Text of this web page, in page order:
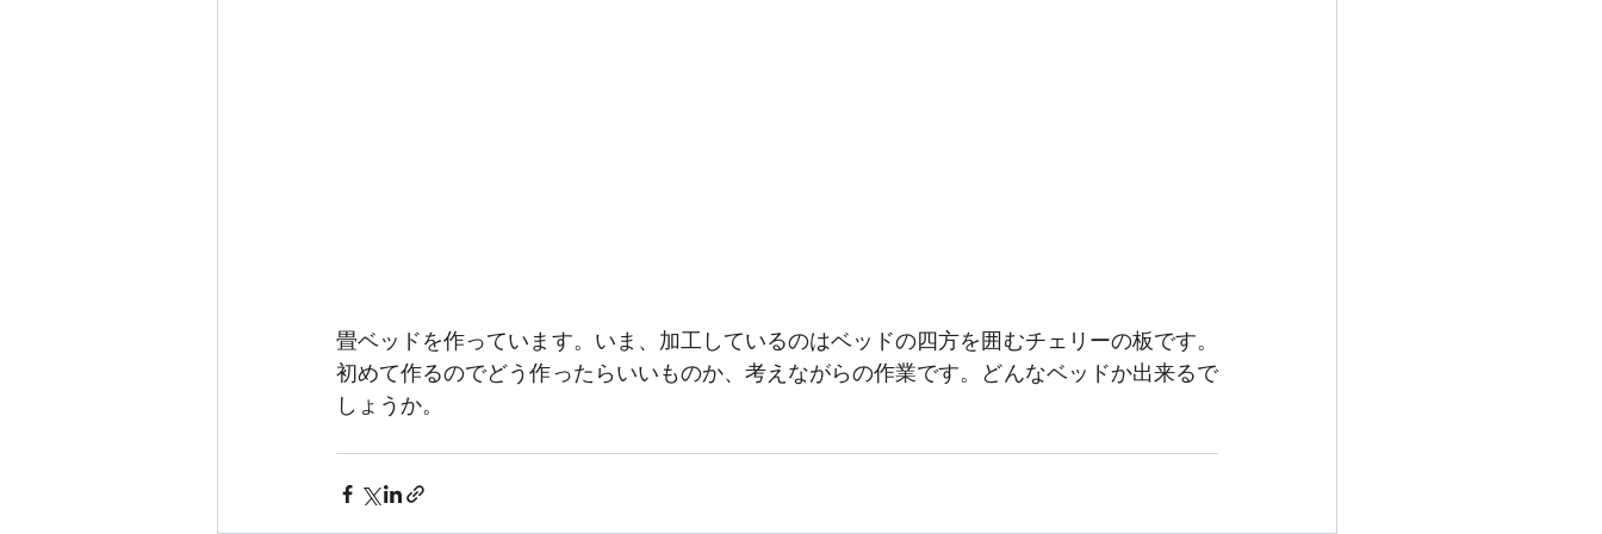
畳ベッドを作っています。いま、加工しているのはベッドの四方を囲むチェリーの板です。
初めて作るのでどう作ったらいいものか、考えながらの作業です。どんなベッドか出来るで